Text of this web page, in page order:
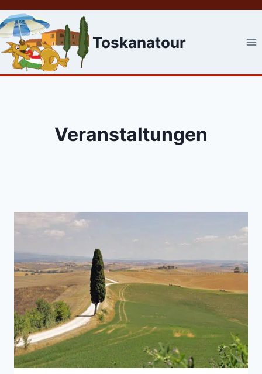
Skip
to
content
Toskanatour
Veranstaltungen